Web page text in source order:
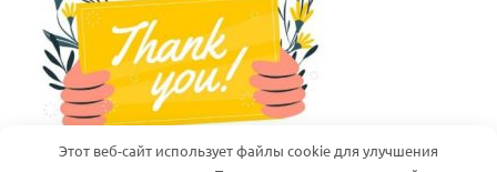
Этот веб-сайт использует файлы cookie для улучшения